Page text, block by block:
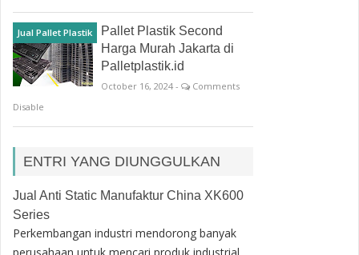
Jual Pallet Plastik
Pallet Plastik Second
Harga Murah Jakarta di
Palletplastik.id
October 16, 2024 -
Comments
Disable
ENTRI YANG DIUNGGULKAN
Jual Anti Static Manufaktur China XK600
Series
Perkembangan industri mendorong banyak